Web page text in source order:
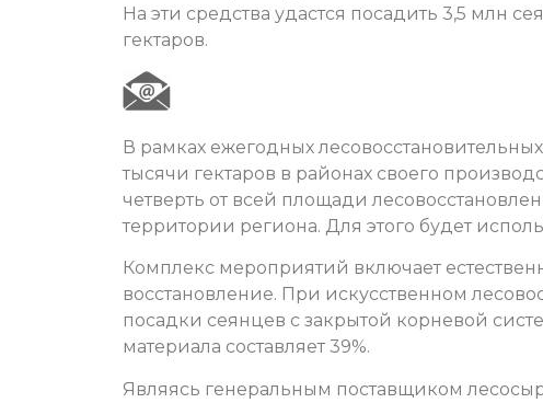
На эти средства удастся посадить 3,5 млн
гектаров.
В рамках ежегодных
тысячи гектаров в районах своего
четверть от всей площади
территории региона. Для этого будет
Комплекс мероприятий включает
восстановление. При искусственном
посадки сеянцев с закрытой корневой
материала составляет 39%.
Являясь генеральным поставщиком